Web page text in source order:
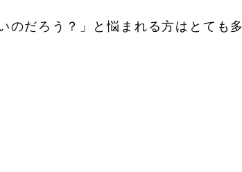
のだろう？」と悩まれる方はとても多